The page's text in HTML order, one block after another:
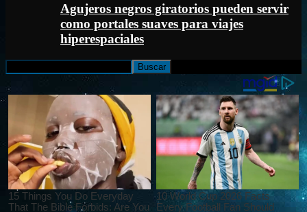
Agujeros negros giratorios pueden servir
como portales suaves para viajes
hiperespaciales